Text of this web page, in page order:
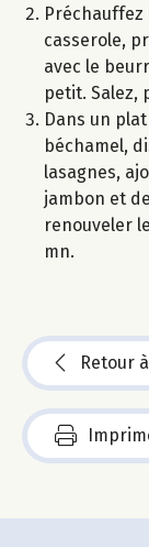
Préchauffez
casserole,
avec le
petit. Salez,
Dans un
béchamel,
lasagnes,
jambon et
renouveler
mn.
Retour